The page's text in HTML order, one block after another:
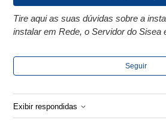
Tire aqui as suas dúvidas sobre a
instalar em Rede, o Servidor do Sisea
Seguir
Exibir respondidas